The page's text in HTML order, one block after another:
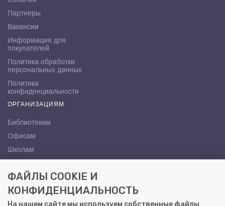
Партнёры
Вакансии
Информация для
покупателей
Политика обработки
персональных данных
Политика
конфиденциальности
ОРГАНИЗАЦИЯМ
Библиотекам
Офисам
Школам
КОНТАКТЫ
Саратов, ул. Осипова, 10А
ФАЙЛЫ COOKIE И
КОНФИДЕНЦИАЛЬНОСТЬ
На нашем сайте мы используем собственные файлы